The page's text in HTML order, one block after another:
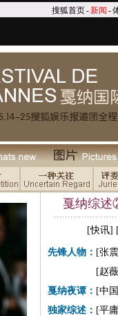
搜狐首页-新闻 -
戛纳综述
[快讯]
先锋人物： [张
[赵
戛纳夜谭： [中
独家综述： [平